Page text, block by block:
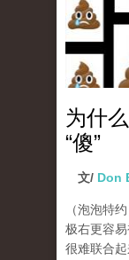
为什
“傻”
文/ Don
（泡泡特约
极右更容
很难联合